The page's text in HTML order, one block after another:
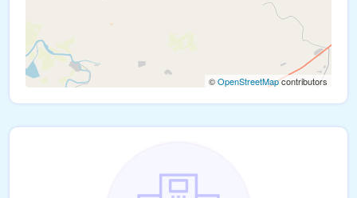
©OpenStreetMapcontributors